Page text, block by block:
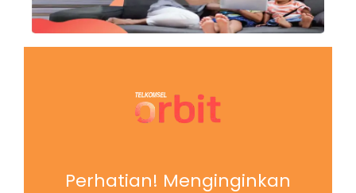
Perhatian! Menginginkan